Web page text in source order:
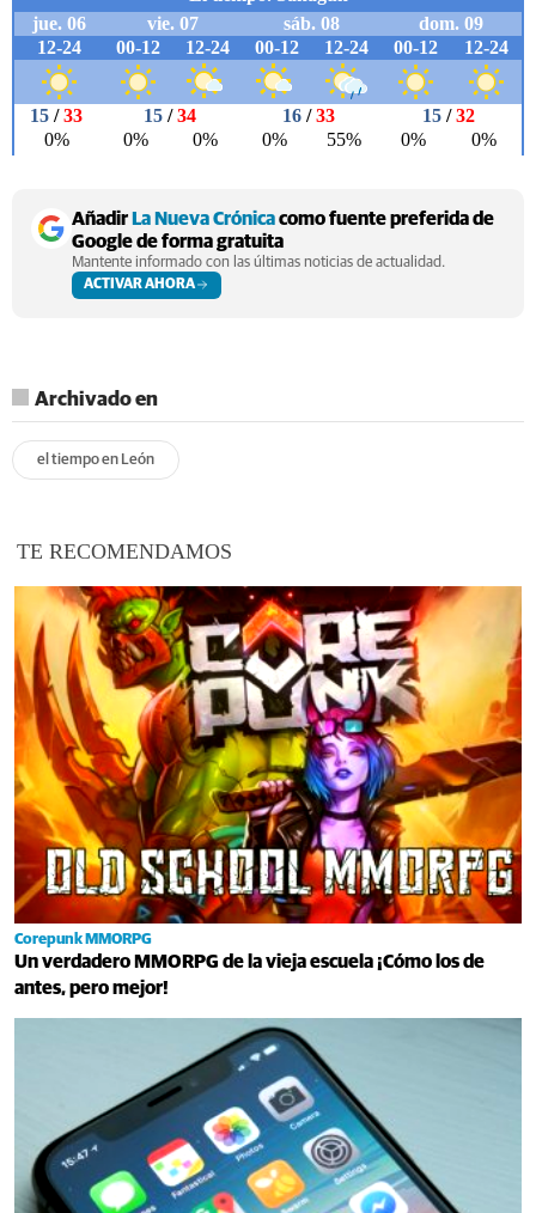
AñadirLa Nueva Crónicacomo fuente preferida de
Google de forma gratuita
Mantente informado con las últimas noticias de actualidad.
ACTIVAR AHORA
Archivado en
el tiempo en León
TE RECOMENDAMOS
Corepunk MMORPG
Un verdadero MMORPG de la vieja escuela ¡Cómo los de
antes, pero mejor!